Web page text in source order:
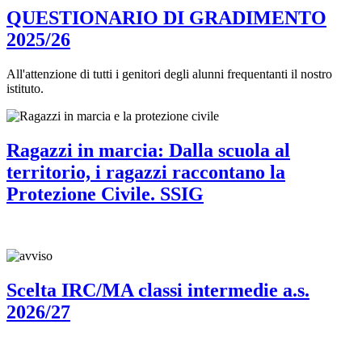
QUESTIONARIO DI GRADIMENTO
2025/26
All'attenzione di tutti i genitori degli alunni frequentanti il nostro
istituto.
Ragazzi in marcia: Dalla scuola al
territorio, i ragazzi raccontano la
Protezione Civile. SSIG
Scelta IRC/MA classi intermedie a.s.
2026/27